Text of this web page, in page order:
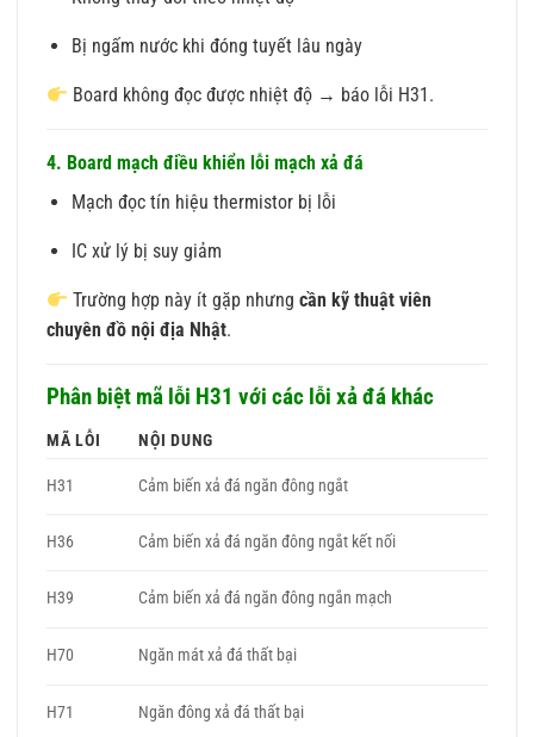
Bị ngấm nước khi đóng tuyết lâu ngày
Board không đọc được nhiệt độ → báo lỗi H31.
4. Board mạch điều khiển lỗi mạch xả đá
Mạch đọc tín hiệu thermistor bị lỗi
IC xử lý bị suy giảm
Trường hợp này ít gặp nhưngcần kỹ thuật viên
chuyên đồ nội địa Nhật.
Phân biệt mã lỗi H31 với các lỗi xả đá khác
MÃ LỖI NỘI DUNG
H31 Cảm biến xả đá ngăn đông ngắt
H36 Cảm biến xả đá ngăn đông ngắt kết nối
H39 Cảm biến xả đá ngăn đông ngắn mạch
H70 Ngăn mát xả đá thất bại
H71 Ngăn đông xả đá thất bại